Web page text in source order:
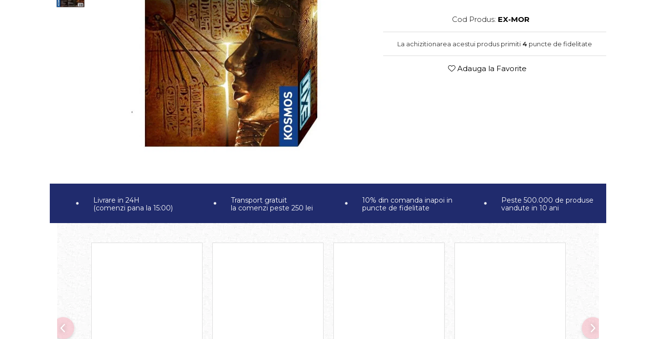
Jocuri pentru 2 persoane
Vezi toate jocurile de societate
Cod Produs: EX-MOR
La achizitionarea acestui produs primiti 4puncte de fidelitate
Adauga la Favorite
Livrare in 24H
(comenzi pana la 15:00)
Transport gratuit
la comenzi peste 250 lei
10% din comanda inapoi in
puncte de fidelitate
Peste 500.000 de produse
vandute in 10 ani